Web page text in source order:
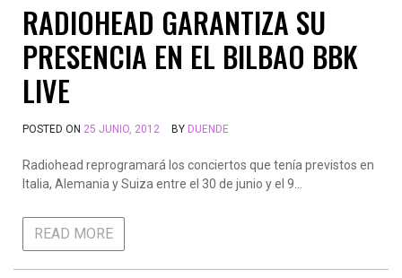
RADIOHEAD GARANTIZA SU
PRESENCIA EN EL BILBAO BBK
LIVE
POSTED ON 25 JUNIO, 2012 BY DUENDE
Radiohead reprogramará los conciertos que tenía previstos en
Italia, Alemania y Suiza entre el 30 de junio y el 9…
READ MORE